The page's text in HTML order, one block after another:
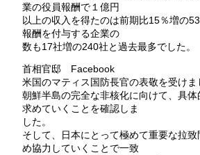
業の役員報酬で１億円
以上の収入を得たのは前期比15％増の
報酬を付与する企業の
数も17社増の240社と過去最多でした。
首相官邸 Facebook
米国のマティス国防長官の表敬を受けま
朝鮮半島の完全な非核化に向けて、具体
求めていくことを確認しま
した。
そして、日本にとって極めて重要な拉
め協力していくことで一致